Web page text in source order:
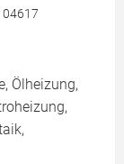
04617
Ölheizung,